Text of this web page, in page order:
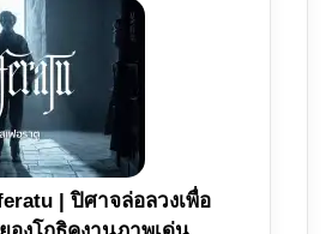
| ปิศาจล่อลวงเพื่อ